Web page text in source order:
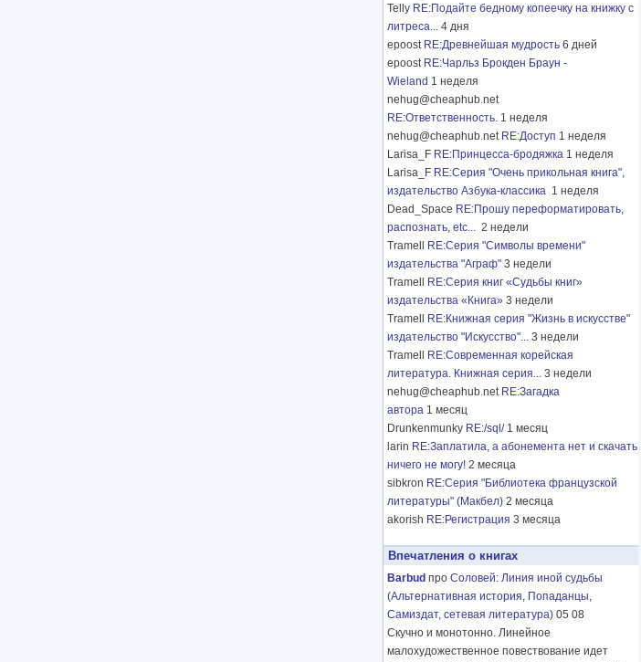
Telly RE:Подайте бедному копеечку на книжку с
литреса... 4 дня
epoost RE:Древнейшая мудрость 6 дней
epoost RE:Чарльз Брокден Браун -
Wieland 1 неделя
nehug@cheaphub.net
RE:Ответственность. 1 неделя
nehug@cheaphub.net RE:Доступ 1 неделя
Larisa_F RE:Принцесса-бродяжка 1 неделя
Larisa_F RE:Серия "Очень прикольная книга",
издательство Азбука-классика 1 неделя
Dead_Space RE:Прошу переформатировать,
распознать, etc... 2 недели
Tramell
RE:Серия "Символы времени"
издательства "Аграф" 3 недели
Tramell
RE:Серия книг «Судьбы книг»
издательства «Книга» 3 недели
Tramell
RE:Книжная серия "Жизнь в искусстве"
издательство "Искусство"... 3 недели
Tramell
RE:Современная корейская
литература. Книжная серия... 3 недели
nehug@cheaphub.net RE:Загадка
автора 1 месяц
Drunkenmunky RE:/sql/ 1 месяц
larin RE:Заплатила, а абонемента нет и скачать
ничего не могу! 2 месяца
sibkron RE:Серия "Библиотека французской
литературы" (Макбел) 2 месяца
akorish RE:Регистрация 3 месяца
Впечатления о книгах
Barbud про Соловей: Линия иной судьбы
(Альтернативная история, Попаданцы,
Самиздат, сетевая литература) 05 08
Скучно и монотонно. Линейное
малохудожественное повествование идет